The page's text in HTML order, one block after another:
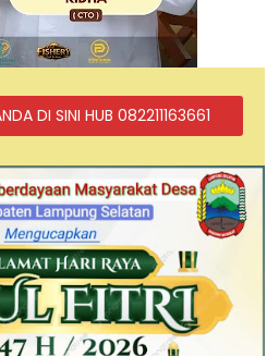
DI SINI HUB 082211163661